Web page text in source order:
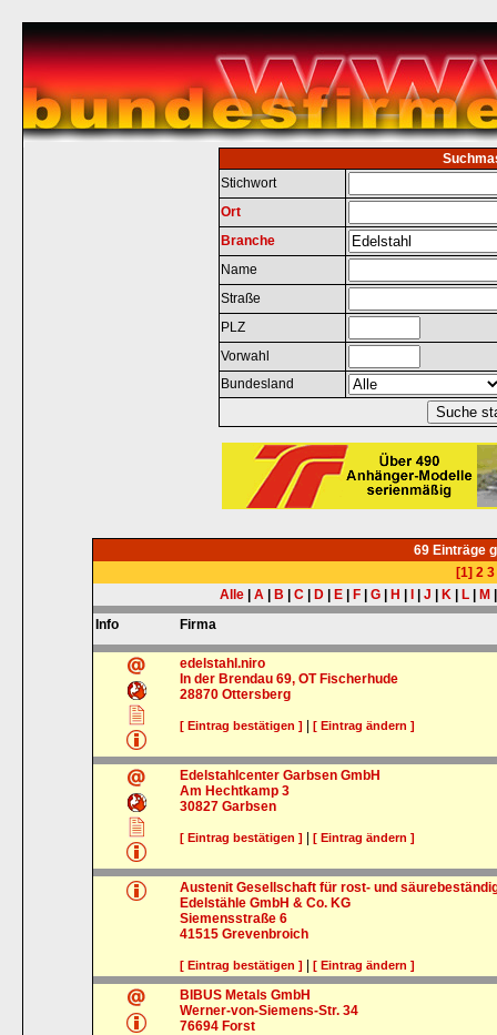
Stichwort
Ort
Branche
Name
Straße
PLZ
Vorwahl
Bundesland
69 Einträge
[1] 2 3
Alle
A B C D E F G H J K L M
Info
Firma
edelstahl.niro
In der Brendau 69, OT Fischerhude
28870 Ottersberg
[ Eintrag bestätigen ] |[ Eintrag ändern ]
Edelstahlcenter Garbsen GmbH
Am Hechtkamp 3
30827 Garbsen
[ Eintrag bestätigen ] |[ Eintrag ändern ]
Austenit Gesellschaft für rost- und
Edelstähle GmbH & Co. KG
Siemensstraße 6
41515 Grevenbroich
[ Eintrag bestätigen ] |[ Eintrag ändern ]
BIBUS Metals GmbH
Werner-von-Siemens-Str. 34
76694 Forst